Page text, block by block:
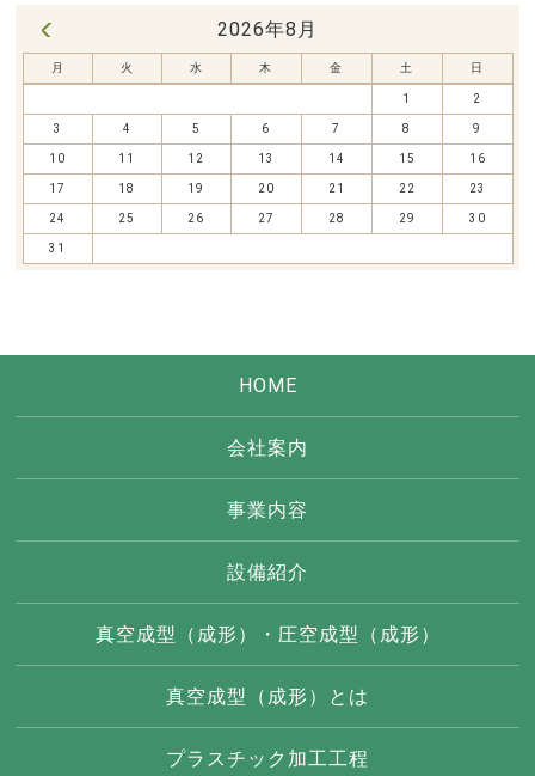
2026年8月
月 火 水 木 金 土 日
1 2
3 4 5 6 7 8 9
10 11 12 13 14 15 16
17 18 19 20 21 22 23
24 25 26 27 28 29 30
31
HOME
会社案内
事業内容
設備紹介
真空成型（成形）・圧空成型（成形）
真空成型（成形）とは
プラスチック加工工程